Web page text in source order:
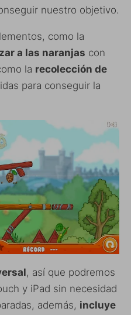
nuestro objetivo.
como la
a las naranjas con
la recolección de
para conseguir la
, así que podremos
y iPad sin necesidad
además, incluye